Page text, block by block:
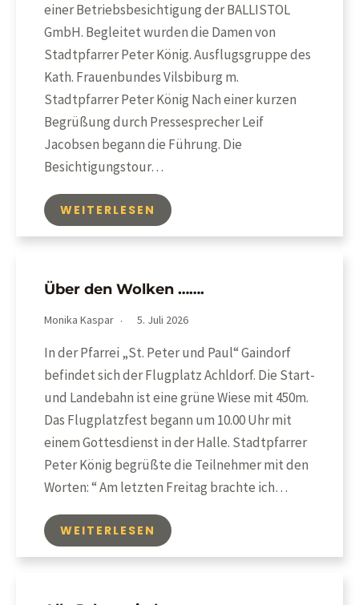
einer Betriebsbesichtigung der BALLISTOL
GmbH. Begleitet wurden die Damen von
Stadtpfarrer Peter König. Ausflugsgruppe des
Kath. Frauenbundes Vilsbiburg m.
Stadtpfarrer Peter König Nach einer kurzen
Begrüßung durch Pressesprecher Leif
Jacobsen begann die Führung. Die
Besichtigungstour…
WEITERLESEN
Über den Wolken …….
Monika Kaspar 5. Juli 2026
In der Pfarrei „St. Peter und Paul“ Gaindorf
befindet sich der Flugplatz Achldorf. Die Start-
und Landebahn ist eine grüne Wiese mit 450m.
Das Flugplatzfest begann um 10.00 Uhr mit
einem Gottesdienst in der Halle. Stadtpfarrer
Peter König begrüßte die Teilnehmer mit den
Worten: “ Am letzten Freitag brachte ich…
WEITERLESEN